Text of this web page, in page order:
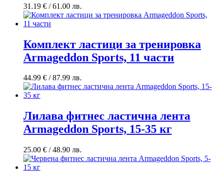
31.19 € / 61.00 лв.
Комплект ластици за тренировка
Armageddon Sports, 11 части
44.99 € / 87.99 лв.
Лилава фитнес ластична лента
Armageddon Sports, 15-35 кг
25.00 € / 48.90 лв.